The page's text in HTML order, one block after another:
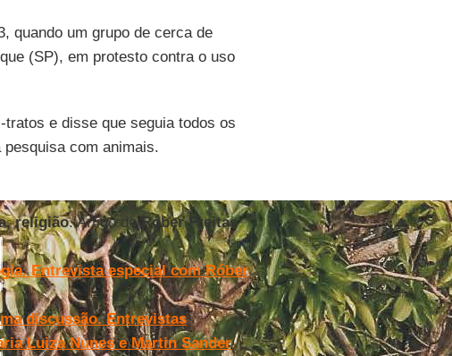
quando um grupo de cerca de
(SP), em protesto contra o uso
e disse que seguia todos os
com animais.
religião. Artigo deRóber Freitas
Entrevista especial com Róber
discussão. Entrevistas
Luiza Nunes e Martin Sander